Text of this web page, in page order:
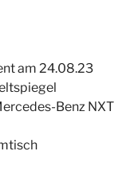
am 24.08.23
Benz NXT